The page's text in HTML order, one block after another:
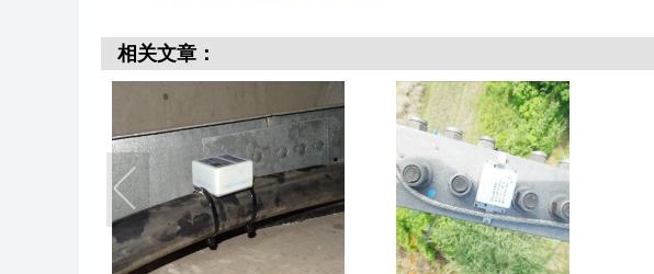
相关文章：